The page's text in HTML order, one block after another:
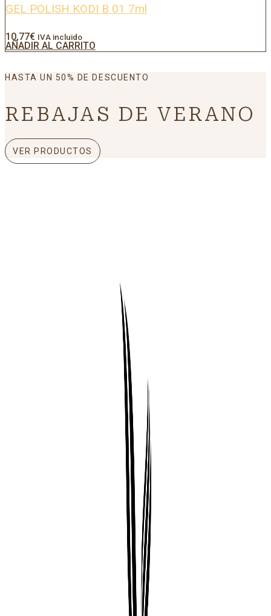
GEL POLISH KODI B 01 7ml
10,77€ IVA incluido
AÑADIR AL CARRITO
HASTA UN 50% DE DESCUENTO
REBAJAS DE VERANO
VER PRODUCTOS